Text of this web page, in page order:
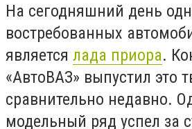
На сегодняшний день
востребованных
является лада приора.
«АвтоВАЗ» выпустил это
сравнительно недавно.
модельный ряд успел за